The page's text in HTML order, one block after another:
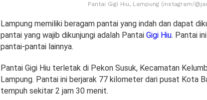
Pantai Gigi Hiu, Lampung (instagram/
Lampung memiliki beragam pantai yang indah dan dapat
pantai yang wajib dikunjungi adalah Pantai Gigi Hiu. Pantai
pantai-pantai lainnya.
Pantai Gigi Hiu terletak di Pekon Susuk, Kecamatan
Lampung. Pantai ini berjarak 77 kilometer dari pusat Kota
tempuh sekitar 2 jam 30 menit.